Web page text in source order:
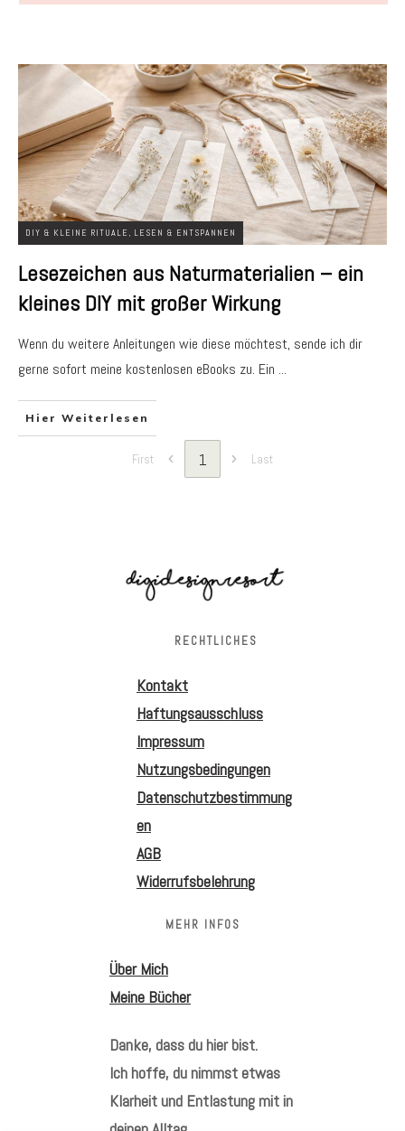
DIY & KLEINE RITUALE , LESEN & ENTSPANNEN
Lesezeichen aus Naturmaterialien – ein
kleines DIY mit großer Wirkung
Wenn du weitere Anleitungen wie diese möchtest, sende ich dir
gerne sofort meine kostenlosen eBooks zu. Ein ...
Hier Weiterlesen
First 1 Last
RECHTLICHES
Kontakt
Haftungsausschluss
Impressum
Nutzungsbedingungen
Datenschutzbestimmung
en
AGB
Widerrufsbelehrung
MEHR INFOS
Über Mich
Meine Bücher
Danke, dass du hier bist.
Ich hoffe, du nimmst etwas
Klarheit und Entlastung mit in